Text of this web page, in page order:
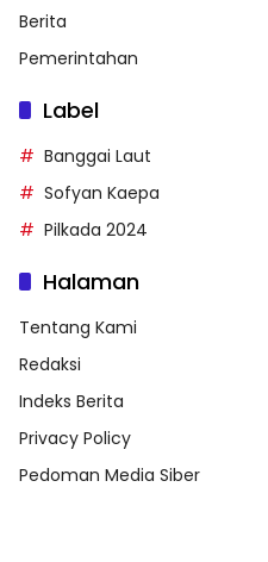
Berita
Pemerintahan
Label
Banggai Laut
Sofyan Kaepa
Pilkada 2024
Halaman
Tentang Kami
Redaksi
Indeks Berita
Privacy Policy
Pedoman Media Siber